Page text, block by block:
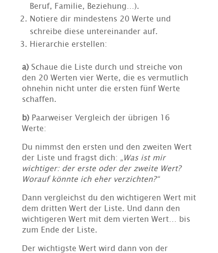
Beruf, Familie, Beziehung…).
Notiere dir mindestens 20 Werte und
schreibe diese untereinander auf.
Hierarchie erstellen:
a)Schaue die Liste durch und streiche von
den 20 Werten vier Werte, die es vermutlich
ohnehin nicht unter die ersten fünf Werte
schaffen.
b)Paarweiser Vergleich der übrigen 16
Werte:
Du nimmst den ersten und den zweiten Wert
der Liste und fragst dich: „Was ist mir
wichtiger: der erste oder der zweite Wert?
Worauf könnte ich eher verzichten?“
Dann vergleichst du den wichtigeren Wert mit
dem dritten Wert der Liste. Und dann den
wichtigeren Wert mit dem vierten Wert… bis
zum Ende der Liste.
Der wichtigste Wert wird dann von der